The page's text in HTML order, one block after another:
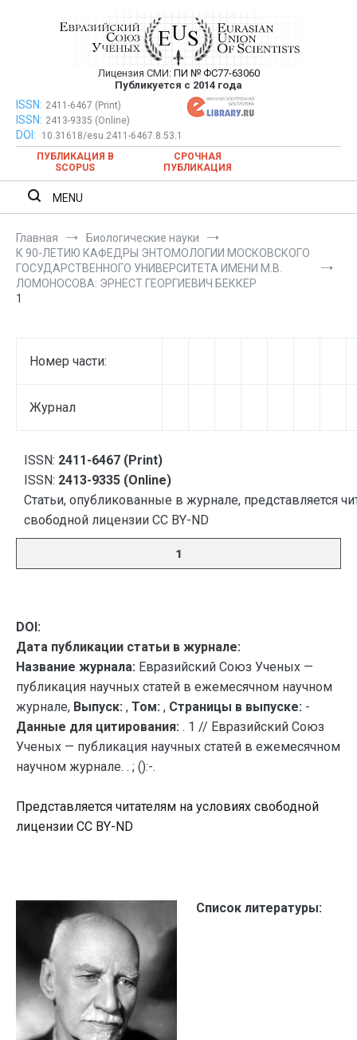
Евразийский Союз Ученых —
публикация научных статей в
ежемесячном научном журнале
Лицензия СМИ: ПИ № ФС77-63060
Публикуется с 2014 года
Евразийский Союз Ученых — публикация научных статей в
ежемесячном научном журнале
ISSN: 2411-6467 (Print)
ISSN: 2413-9335 (Online)
DOI:
10.31618/esu.2411-6467.8.53.1
ПУБЛИКАЦИЯ В
SCOPUS
СРОЧНАЯ
ПУБЛИКАЦИЯ
MENU
Главная
Биологические науки
К 90-ЛЕТИЮ КАФЕДРЫ ЭНТОМОЛОГИИ МОСКОВСКОГО
ГОСУДАРСТВЕННОГО УНИВЕРСИТЕТА ИМЕНИ М.В.
ЛОМОНОСОВА: ЭРНЕСТ ГЕОРГИЕВИЧ БЕККЕР
1
Номер части:
Журнал
ISSN: 2411-6467 (Print)
ISSN: 2413-9335 (Online)
Статьи, опубликованные в журнале, представляется
свободной лицензии CC BY-ND
1
DOI:
Дата публикации статьи в журнале:
Название журнала: Евразийский Союз Ученых —
публикация научных статей в ежемесячном научном
журнале, Выпуск: , Том: , Страницы в выпуске: -
Данные для цитирования: . 1 // Евразийский Союз
Ученых — публикация научных статей в ежемесячном
научном журнале. . ; ():-.
Представляется читателям на условиях свободной
лицензии CC BY-ND
Список литературы: